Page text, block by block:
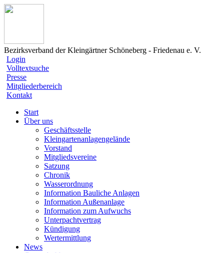
Bezirksverband der Kleingärtner Schöneberg - Friedenau e. V.
Login
Volltextsuche
Presse
Mitgliederbereich
Kontakt
Start
Über uns
Geschäftsstelle
Kleingartenanlagengelände
Vorstand
Mitgliedsvereine
Satzung
Chronik
Wasserordnung
Information Bauliche Anlagen
Information Außenanlage
Information zum Aufwuchs
Unterpachtvertrag
Kündigung
Wertermittlung
News